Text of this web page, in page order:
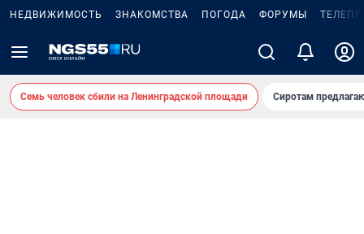
НЕДВИЖИМОСТЬ ЗНАКОМСТВА ПОГОДА ФОРУМЫ
Семь человек сбили на Ленинградской площади Сиротам